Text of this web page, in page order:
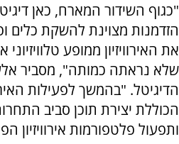
"כגוף השידור המארח, כאן
הזדמנות מצוינת להשקת כלים
את האירוויזיון ממופע
שלא נראתה כמותה", מסביר
הדיגיטל. "בהמשך לפעילות
הכוללת יצירת תוכן סביב
ותפעול פלטפורמות אירוויזיון